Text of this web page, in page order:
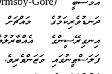
ދަނޑުވެރިކަމުގެ
އިނގިރޭސީންގެ
ފަލަސްޠީނުގައި